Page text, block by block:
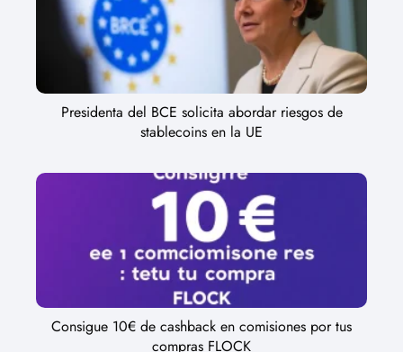
Presidenta del BCE solicita abordar riesgos de
stablecoins en la UE
Consigue 10€ de cashback en comisiones por tus
compras FLOCK